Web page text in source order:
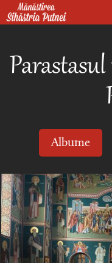
Mergi la conţinutul principal
Albume